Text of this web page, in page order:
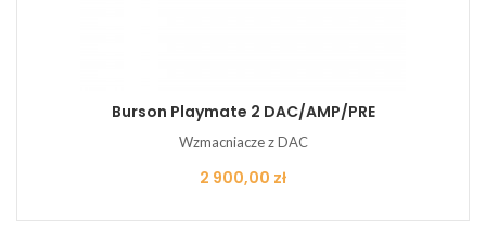
Burson Playmate 2 DAC/AMP/PRE
Wzmacniacze z DAC
Cena
2 900,00 zł